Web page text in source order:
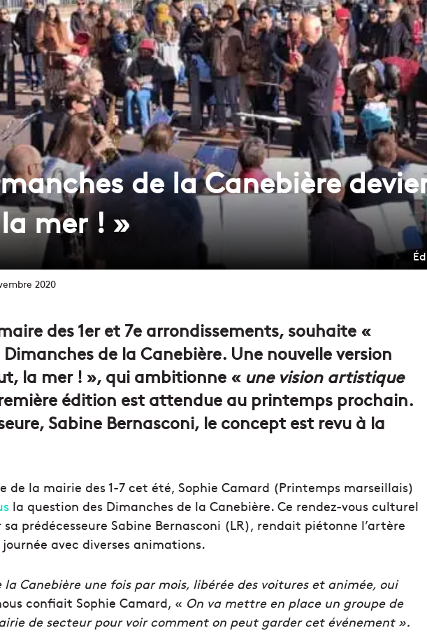
de la Canebière
mer ! »
2020
des 1er et 7e arrondissements, souhaite «
de la Canebière. Une nouvelle version
la mer ! », qui ambitionne « une vision artistique
édition est attendue au printemps prochain.
Sabine Bernasconi, le concept est revu à la
de la mairie des 1-7 cet été, Sophie Camard (Printemps marseillais)
la question des Dimanches de la Canebière. Ce rendez-vous culturel
prédécesseure Sabine Bernasconi (LR), rendait piétonne l’artère
avec diverses animations.
la Canebière une fois par mois, libérée des voitures et animée, oui
confiait Sophie Camard, « On va mettre en place un groupe de
de secteur pour voir comment on peut garder cet événement ».